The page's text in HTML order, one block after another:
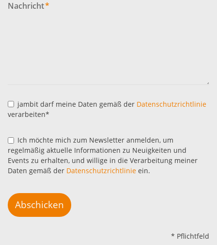
Nachricht*
jambit darf meine Daten gemäß der Datenschutzrichtlinie
verarbeiten*
Ich möchte mich zum Newsletter anmelden, um
regelmäßig aktuelle Informationen zu Neuigkeiten und
Events zu erhalten, und willige in die Verarbeitung meiner
Daten gemäß der Datenschutzrichtlinie ein.
Abschicken
* Pflichtfeld